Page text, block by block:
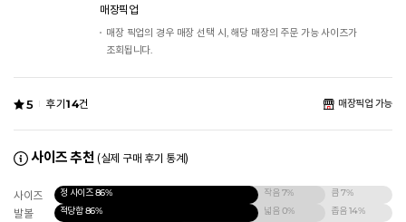
매장픽업
매장 픽업의 경우 매장 선택 시, 해당 매장의 주문 가능 사이즈가
조회됩니다.
5 후기14건 매장픽업 가능
사이즈 추천 (실제 구매 후기 통계)
사이즈 정 사이즈86% 작음7% 큼7%
발볼 적당함86% 넓음0% 좁음14%